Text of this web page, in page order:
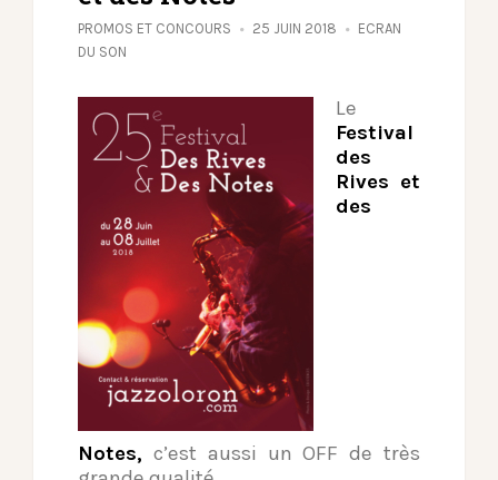
PROMOS ET CONCOURS 25 JUIN 2018
ECRAN
DU SON
Le
Festival
des
Rives et
des
Notes, c’est aussi un OFF de très